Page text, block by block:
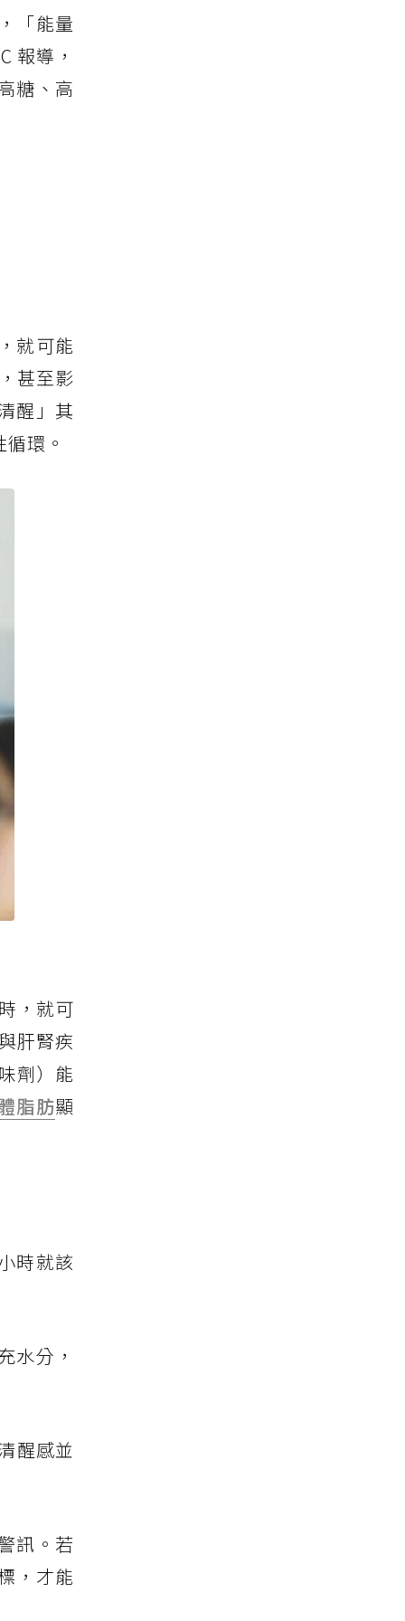
「能量
報導，
糖、高
就可能
甚至影
醒」其
環。
，就可
肝腎疾
劑）能
脂肪顯
時就該
水分，
醒感並
訊。若
，才能